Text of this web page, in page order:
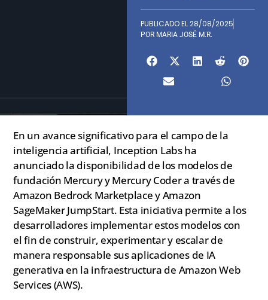
PUBLICADO EL28/08/2025
POR MARIA JOSÉ M.R.
En un avance significativo para el campo de la
inteligencia artificial, Inception Labs ha
anunciado la disponibilidad de los modelos de
fundación Mercury y Mercury Coder a través de
Amazon Bedrock Marketplace y Amazon
SageMaker JumpStart. Esta iniciativa permite a los
desarrolladores implementar estos modelos con
el fin de construir, experimentar y escalar de
manera responsable sus aplicaciones de IA
generativa en la infraestructura de Amazon Web
Services (AWS).